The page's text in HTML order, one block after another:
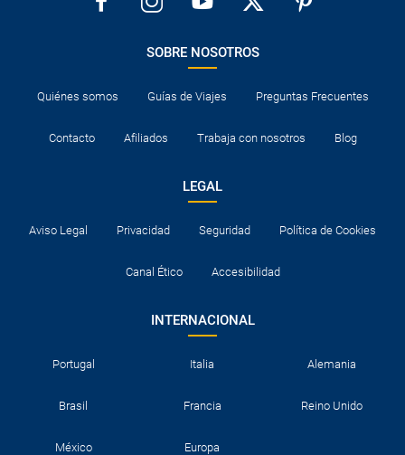
SOBRE NOSOTROS
Quiénes somos Guías de Viajes Preguntas Frecuentes
Contacto Afiliados Trabaja con nosotros Blog
LEGAL
Aviso Legal Privacidad Seguridad Política de Cookies
Canal Ético Accesibilidad
INTERNACIONAL
Portugal Italia Alemania
Brasil Francia Reino Unido
México Europa